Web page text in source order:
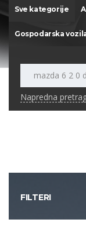
Sve kategorije
Gospodarska
Napredna
FILTERI